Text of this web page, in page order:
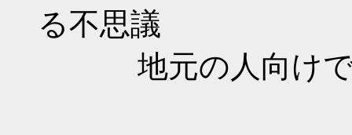
る不思議
地元の人向けで